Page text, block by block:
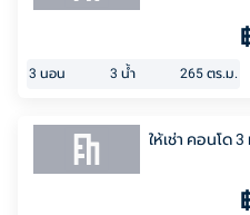
3 นอน 3 น้ำ 265 ตร.ม.
ให้เช่า คอนโด